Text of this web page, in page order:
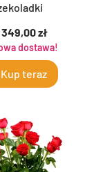
349,00 zł
dostawa!
Kup teraz